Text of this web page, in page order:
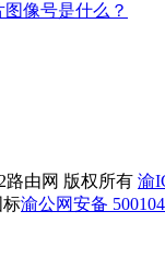
像号是什么？
路由网 版权所有 渝
渝公网安备